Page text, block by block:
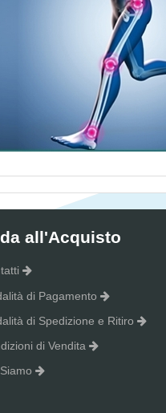
all'Acquisto
di Pagamento
di Spedizione e Ritiro
di Vendita